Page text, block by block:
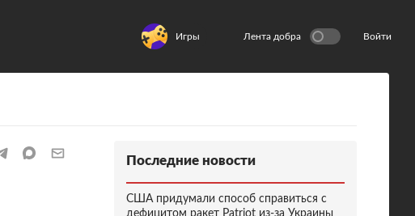
Игры Лента добра Войти
Последние новости
США придумали способ справиться с
дефицитом ракет Patriot из-за Украины